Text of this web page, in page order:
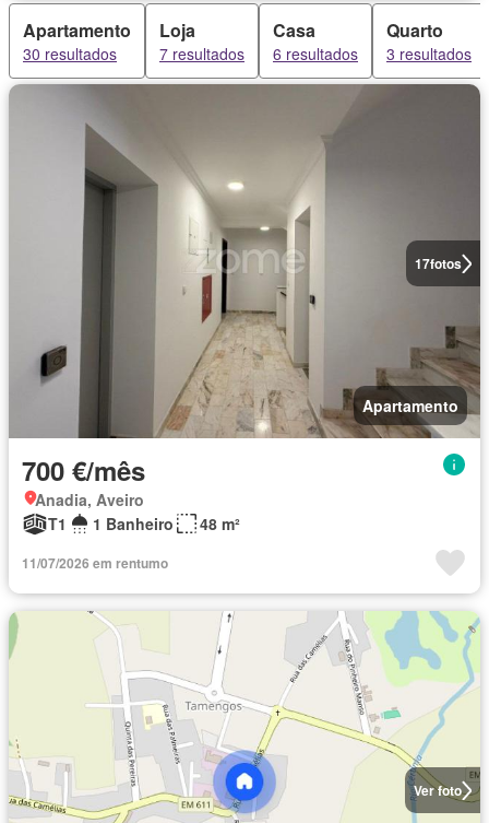
Apartamento
30 resultados
Loja
7 resultados
Casa
6 resultados
Quarto
3 resultados
17fotos
Apartamento
700 €/mês
Anadia, Aveiro
T1
1 Banheiro 48 m²
11/07/2026 em rentumo
Ver foto